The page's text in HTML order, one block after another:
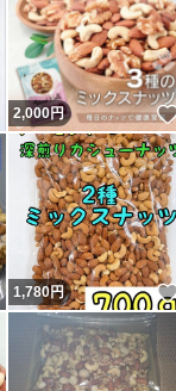
いいね！
2,000円
いいね！
1,780円